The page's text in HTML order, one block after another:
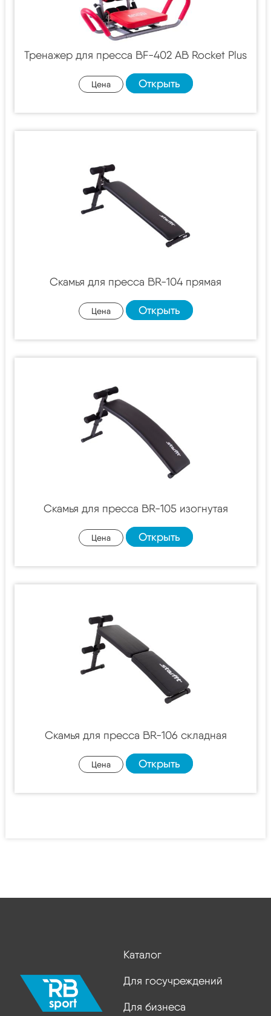
Тренажер для пресса BF-402 AB Rocket Plus
Цена Открыть
Скамья для пресса BR-104 прямая
Цена Открыть
Скамья для пресса BR-105 изогнутая
Цена Открыть
Скамья для пресса BR-106 складная
Цена Открыть
Каталог
Для госучреждений
Для бизнеса